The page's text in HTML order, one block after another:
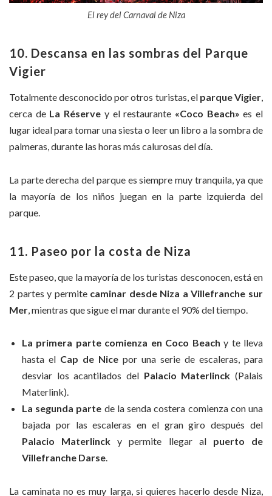
El rey del Carnaval de Niza
10. Descansa en las sombras del Parque
Vigier
Totalmente desconocido por otros turistas, el parque Vigier,
cerca de La Réserve y el restaurante «Coco Beach» es el
lugar ideal para tomar una siesta o leer un libro a la sombra de
palmeras, durante las horas más calurosas del día.
La parte derecha del parque es siempre muy tranquila, ya que
la mayoría de los niños juegan en la parte izquierda del
parque.
11. Paseo por la costa de Niza
Este paseo, que la mayoría de los turistas desconocen, está en
2 partes y permite caminar desde Niza a Villefranche sur
Mer , mientras que sigue el mar durante el 90% del tiempo.
La primera parte comienza en Coco Beach y te lleva
hasta el Cap de Nice por una serie de escaleras, para
desviar los acantilados del Palacio Materlinck (Palais
Materlink).
La segunda parte de la senda costera comienza con una
bajada por las escaleras en el gran giro después del
Palacio Materlinck y permite llegar al puerto de
Villefranche Darse.
La caminata no es muy larga, si quieres hacerlo desde Niza,